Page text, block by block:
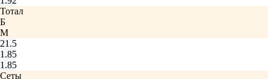
Тотал
Б
М
21.5
1.85
1.85
Сеты